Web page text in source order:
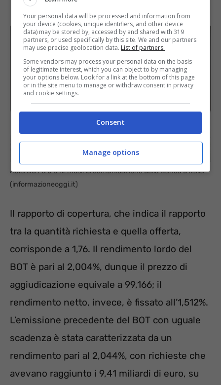
Asta BOT a 6 e 12 mesi: la comunicazione della Banca d’Italia
(informazioneoggi.it)
Il rapporto di copertura, che indica il rapporto
tra la quantità richiesta e quella offerta,
corrisponde a 1,76. Il rendimento lordo del
BOT è pari al 2,004%, dunque il prezzo di
aggiudicazione equivale a 99,166; il
rendimento netto, invece, è fissato all’1,512%.
L’emissione precedente del BOT con uguale
scadenza è stata caratterizzata da un
rendimento pari al 2,044%, con richieste che
avevano raggiunto i 9,41 miliardi di euro, su
Your personal data will be processed and information from
your device (cookies, unique identifiers, and other device
data) may be stored by, accessed by and shared with 319
partners, or used specifically by this site. We and our partners
may use precise geolocation data. List of partners.
Some vendors may process your personal data on the basis
of legitimate interest, which you can object to by managing
your options below. Look for a link at the bottom of this page
or in the site menu to manage or withdraw consent in privacy
and cookie settings.
Consent
Manage options